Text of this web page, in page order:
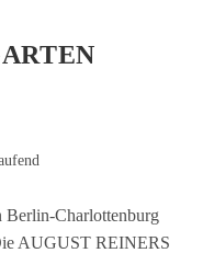
Berlin-Charlottenburg
AUGUST REINERS